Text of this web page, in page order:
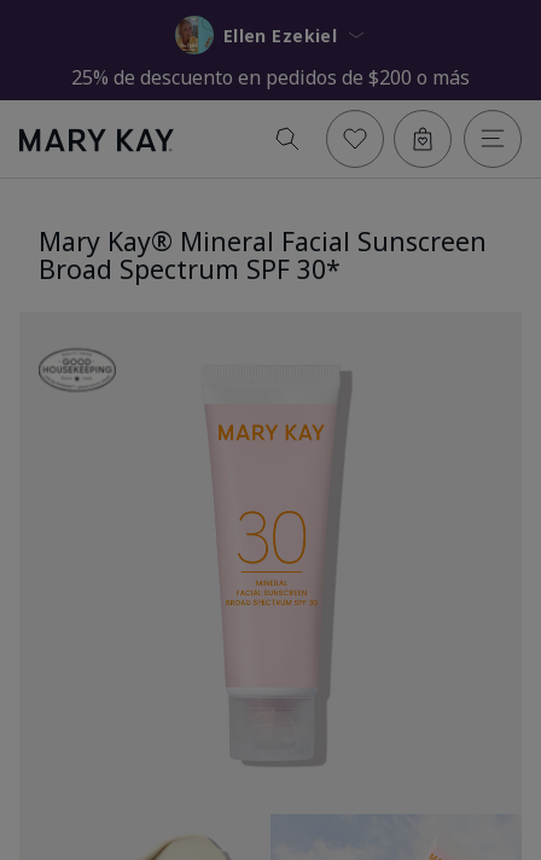
Ellen Ezekiel
25% de descuento en pedidos de $200 o más
Mary Kay® Mineral Facial Sunscreen
Broad Spectrum SPF 30*